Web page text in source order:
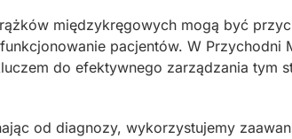
międzykręgowych mogą być
pacjentów. W Przychodni
do efektywnego zarządzania tym
od diagnozy, wykorzystujemy